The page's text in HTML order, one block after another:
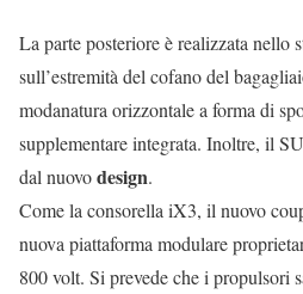
La parte posteriore è realizzata nello
sull’estremità del cofano del
modanatura orizzontale a forma di
supplementare integrata. Inoltre, il
dal nuovodesign.
Come la consorella iX3, il nuovo
nuova piattaforma modulare
800 volt. Si prevede che i propulsori